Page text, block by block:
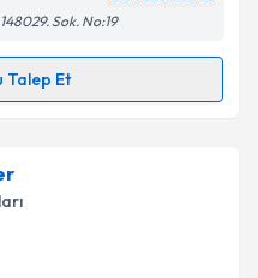
Gönder
Sok. No:19
Talep Et
randevu almanız
e-posta ile